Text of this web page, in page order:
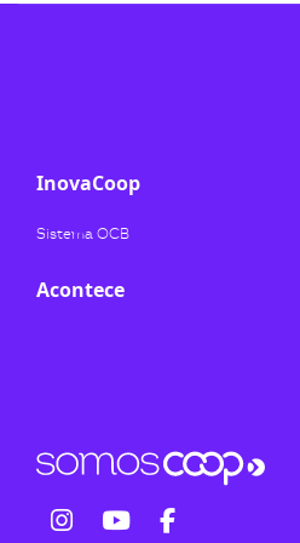
InovaCoop
Sistema OCB
Acontece
fab fabfab